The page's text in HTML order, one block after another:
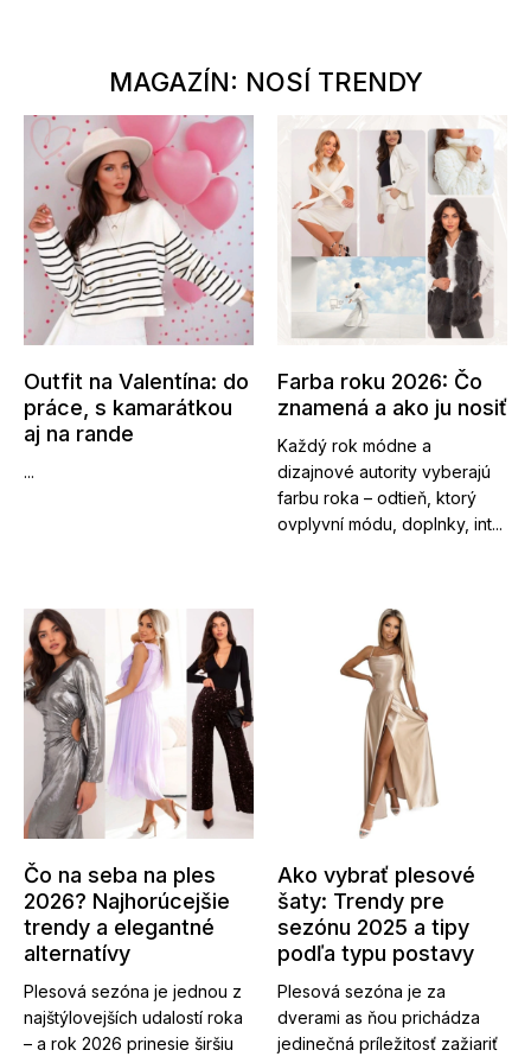
MAGAZÍN: NOSÍ TRENDY
Outfit na Valentína: do
práce, s kamarátkou
aj na rande
...
Farba roku 2026: Čo
znamená a ako ju nosiť
Každý rok módne a
dizajnové autority vyberajú
farbu roka – odtieň, ktorý
ovplyvní módu, doplnky, int...
Čo na seba na ples
2026? Najhorúcejšie
trendy a elegantné
alternatívy
Plesová sezóna je jednou z
najštýlovejších udalostí roka
– a rok 2026 prinesie širšiu
Ako vybrať plesové
šaty: Trendy pre
sezónu 2025 a tipy
podľa typu postavy
Plesová sezóna je za
dverami as ňou prichádza
jedinečná príležitosť zažiariť